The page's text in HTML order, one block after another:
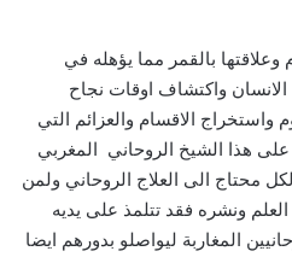
وعلاقتها بالقمر مما يؤهله في
الانسان واكتشاف اوقات نجاح
واستخراج الاقسام والعزائم التي
هذا الشيخ الروحاني المغربي
لكل محتاج الى العلاج الروحاني ولمن
ونشره فقد تتلمذ على يديه
المغاربة ليواصلو بدورهم ايضا